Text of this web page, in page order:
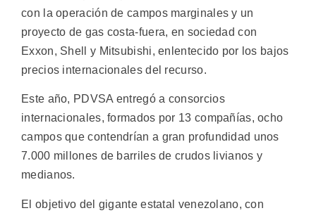
con la operación de campos marginales y un
proyecto de gas costa-fuera, en sociedad con
Exxon, Shell y Mitsubishi, enlentecido por los bajos
precios internacionales del recurso.
Este año, PDVSA entregó a consorcios
internacionales, formados por 13 compañías, ocho
campos que contendrían a gran profundidad unos
7.000 millones de barriles de crudos livianos y
medianos.
El objetivo del gigante estatal venezolano, con